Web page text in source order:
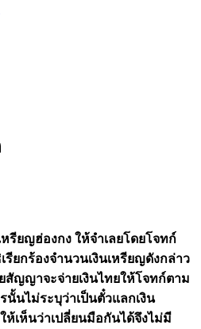
รียญฮ่องกง ให้จำเลยโดยโจทก์
รียกร้องจำนวนเงินเหรียญดังกล่าว
สัญญาจะจ่ายเงินไทยให้โจทก์ตาม
นั้นไม่ระบุว่าเป็นตั๋วแลกเงิน
เห็นว่าเปลี่ยนมือกันได้จึงไม่มี